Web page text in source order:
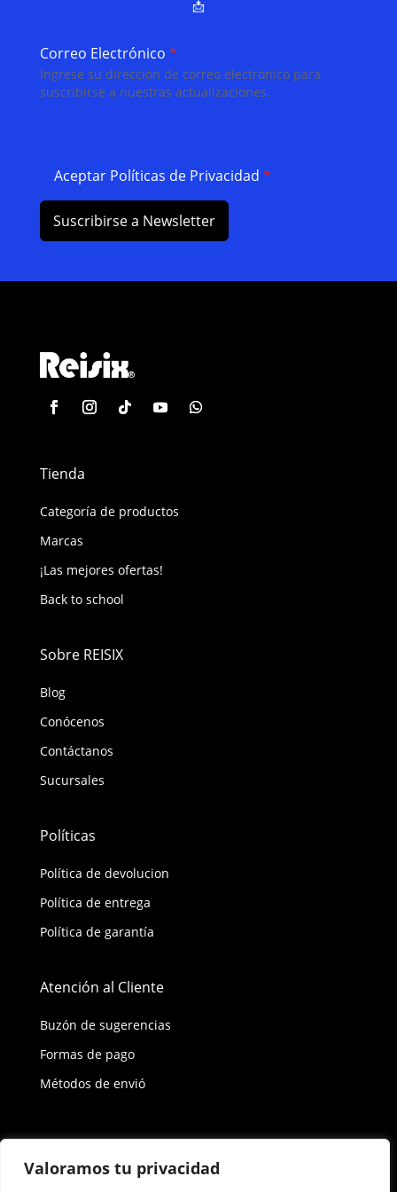
Valoramos tu privacidad
📩
Correo Electrónico *
Ingrese su dirección de correo electrónico para
suscribirse a nuestras actualizaciones.
Aceptar Políticas de Privacidad *
Suscribirse a Newsletter
Tienda
Categoría de productos
Marcas
¡Las mejores ofertas!
Back to school
Sobre REISIX
Blog
Conócenos
Contáctanos
Sucursales
Políticas
Política de devolucion
Política de entrega
Política de garantía
Atención al Cliente
Buzón de sugerencias
Formas de pago
Métodos de envió
Política de privacidad